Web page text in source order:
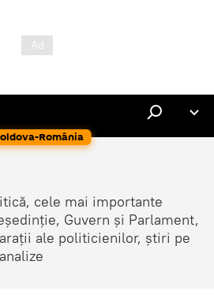
România
cele mai importante
Guvern și Parlament,
ale politicienilor, știri pe